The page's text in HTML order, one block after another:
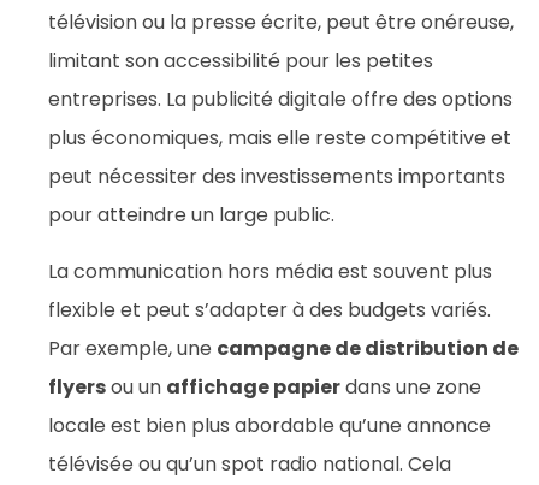
télévision ou la presse écrite, peut être onéreuse,
limitant son accessibilité pour les petites
entreprises. La publicité digitale offre des options
plus économiques, mais elle reste compétitive et
peut nécessiter des investissements importants
pour atteindre un large public.
La communication hors média est souvent plus
flexible et peut s’adapter à des budgets variés.
Par exemple, une campagne de distribution de
flyersou un affichage papierdans une zone
locale est bien plus abordable qu’une annonce
télévisée ou qu’un spot radio national. Cela